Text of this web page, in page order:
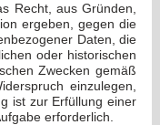
Recht, aus Gründen,
ergeben, gegen die
Daten, die
oder historischen
Zwecken gemäß
einzulegen,
ist zur Erfüllung einer
erforderlich.